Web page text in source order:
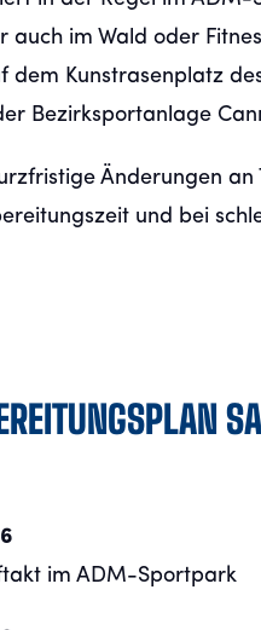
auch im Wald oder
dem Kunstrasenplatz
Bezirksportanlage
Änderungen
und bei
im ADM-Sportpark